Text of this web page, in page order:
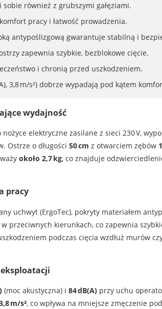
również z grubszymi gałęziami.
pracy i łatwość prowadzenia.
antypoślizgową gwarantuje stabilną i
zapewnia szybkie, bezblokowe cięcie.
i chronią przed uszkodzeniem.
3,8 m/s²) dobrze wypadają pod kątem
wydajność
elektryczne zasilane z sieci 230 V,
Ostrze o długości 50 cm z otwarciem zębów
około 2,7 kg, co znajduje
pracy
uchwyt (ErgoTec), pokryty materiałem
przeciwnych kierunkach, co zapewnia
podczas cięcia wzdłuż murów
(moc akustyczna) i 84 dB(A)przy uchu
m/s², co wpływa na mniejsze zmęczenie